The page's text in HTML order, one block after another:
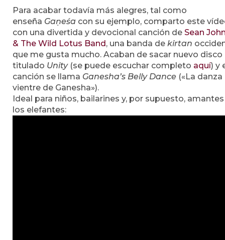
Para acabar todavía más alegres, tal como
enseña Gaṇeśa con su ejemplo, comparto este
con una divertida y devocional canción de Sean
& The Wild Lotus Band, una banda de kirtan
que me gusta mucho. Acaban de sacar nuevo disco
titulado Unity(se puede escuchar completo aquí) y
canción se llama Ganesha’s Belly Dance («La danza
vientre de Ganesha»).
Ideal para niños, bailarines y, por supuesto,
los elefantes: